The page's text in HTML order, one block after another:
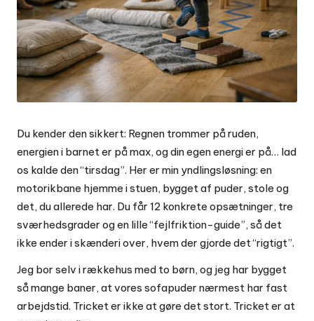
Du kender den sikkert: Regnen trommer på ruden,
energien i barnet er på max, og din egen energi er på… lad
os kalde den “tirsdag”. Her er min yndlingsløsning: en
motorikbane hjemme i stuen, bygget af puder, stole og
det, du allerede har. Du får 12 konkrete opsætninger, tre
sværhedsgrader og en lille “fejlfriktion-guide”, så det
ikke ender i skænderi over, hvem der gjorde det “rigtigt”.
Jeg bor selv i rækkehus med to børn, og jeg har bygget
så mange baner, at vores sofapuder nærmest har fast
arbejdstid. Tricket er ikke at gøre det stort. Tricket er at